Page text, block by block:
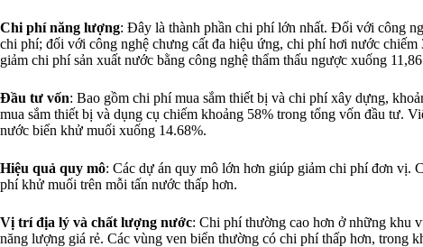
Chi phí năng lượng: Đây là thành phần chi phí lớn nhất. Đối với công
chi phí; đối với công nghệ chưng cất đa hiệu ứng, chi phí hơi nước
giảm chi phí sản xuất nước bằng công nghệ thẩm thấu ngược xuống
Đầu tư vốn: Bao gồm chi phí mua sắm thiết bị và chi phí xây dựng,
mua sắm thiết bị và dụng cụ chiếm khoảng 58% trong tổng vốn đầu tư.
nước biển khử muối xuống 14.68%.
Hiệu quả quy mô: Các dự án quy mô lớn hơn giúp giảm chi phí đơn vị.
phí khử muối trên mỗi tấn nước thấp hơn.
Vị trí địa lý và chất lượng nước: Chi phí thường cao hơn ở những khu
năng lượng giá rẻ. Các vùng ven biển thường có chi phí thấp hơn, trong